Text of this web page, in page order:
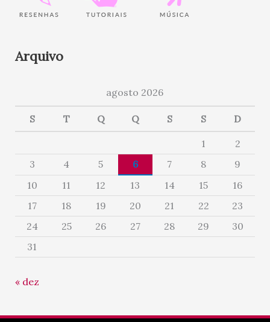
Arquivo
agosto 2026
S T Q Q S S D
1
2
3
4 5 6 7 8
9
10
11 12 13 14 15
16
17
18 19 20 21 22
23
24
25 26 27 28 29
30
31
« dez